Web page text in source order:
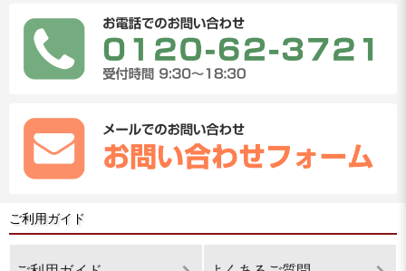
ご利用ガイド